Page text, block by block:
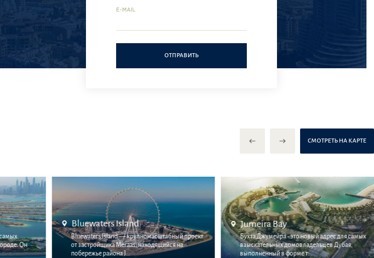
E-MAIL
ОТПРАВИТЬ
СМОТРЕТЬ НА КАРТЕ
проект
на
Jumeira Bay
Бухта Джумейра - это новый адрес для самых
взыскательных домовладельцев Дубая,
выполненный в форме т...
Arabian Ranches
Элитный район "Arabian Ranchers"
в некотором отдалении от центральной
эмирата Дубаи...